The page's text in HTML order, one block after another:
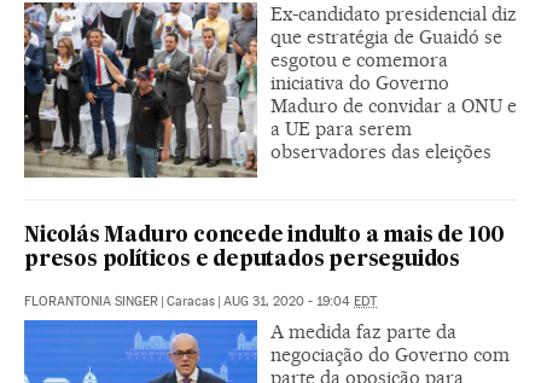
Ex-candidato presidencial diz
que estratégia de Guaidó se
esgotou e comemora
iniciativa do Governo
Maduro de convidar a ONU e
a UE para serem
observadores das eleições
Nicolás Maduro concede indulto a mais de 100
presos políticos e deputados perseguidos
FLORANTONIA SINGER | Caracas | AUG 31, 2020 - 19:04 EDT
A medida faz parte da
negociação do Governo com
parte da oposição para